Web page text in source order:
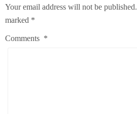
Your email address will not be published.
marked *
Comments *